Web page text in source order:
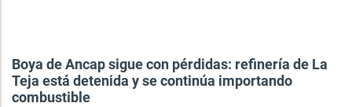
Boya de Ancap sigue con pérdidas: refinería de La
Teja está detenida y se continúa importando
combustible